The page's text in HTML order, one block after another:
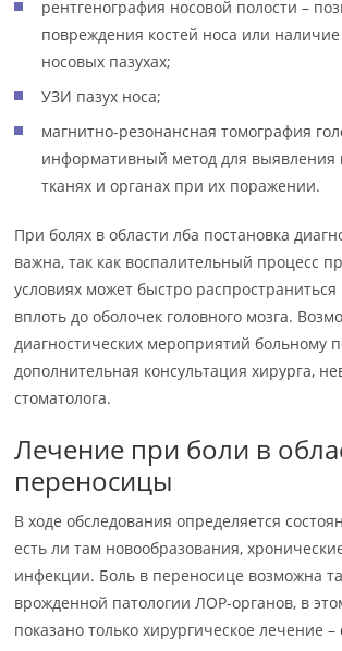
рентгенография носовой полости –
повреждения костей носа или наличие
носовых пазухах;
УЗИ пазух носа;
магнитно-резонансная томография
информативный метод для выявления
тканях и органах при их поражении.
При болях в области лба постановка
важна, так как воспалительный процесс
условиях может быстро распространиться
вплоть до оболочек головного мозга.
диагностических мероприятий больному
дополнительная консультация хирурга,
стоматолога.
Лечение при боли в
переносицы
В ходе обследования определяется
есть ли там новообразования,
инфекции. Боль в переносице возможна
врожденной патологии ЛОР-органов, в
показано только хирургическое лечение